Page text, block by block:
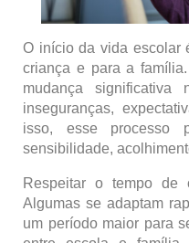
O início da vida escolar
criança e para a
mudança
inseguranças,
isso, esse processo
sensibilidade,
Respeitar o tempo de
Algumas se adaptam
um período maior para